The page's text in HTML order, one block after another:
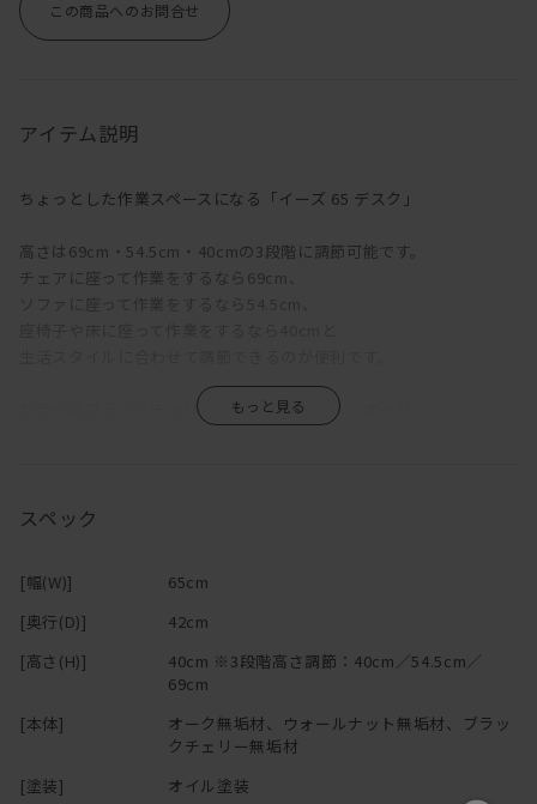
この商品へのお問合せ
アイテム説明
ちょっとした作業スペースになる「イーズ 65 デスク」
高さは69cm・54.5cm・40cmの3段階に調節可能です。
チェアに座って作業をするなら69cm、
カラーはブラックチェリー・ウォールナット・オーク。
という方にぜひおすすめのデスクです。
［変更内容］
(2)高さ変更に使用するボルトの形状の変更
(旧)十字穴付ボルト ⇒ (新)六角穴付ボルト
スペック
[幅(W)]
65cm
[奥行(D)]
42cm
[高さ(H)]
40cm ※3段階高さ調節：40cm／54.5cm／
69cm
[本体]
オーク無垢材、ウォールナット無垢材、ブラッ
クチェリー無垢材
[塗装]
オイル塗装